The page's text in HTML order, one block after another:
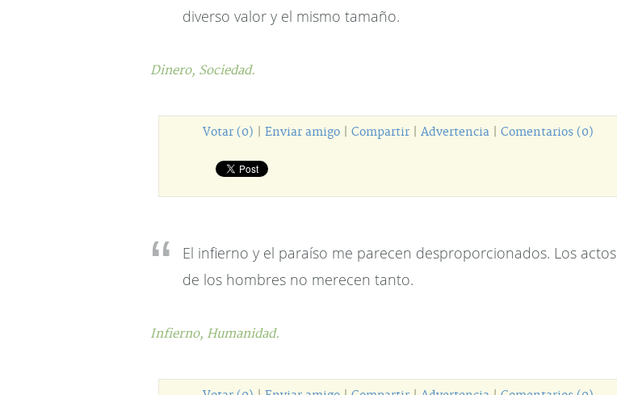
diverso valor y el mismo tamaño.
Dinero, Sociedad.
Votar (0) Enviar amigo Compartir Advertencia Comentarios (0)
El infierno y el paraíso me parecen desproporcionados. Los actos
de los hombres no merecen tanto.
Infierno, Humanidad.